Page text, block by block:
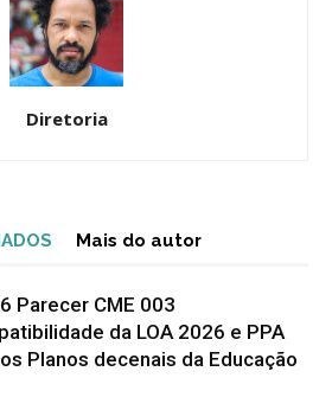
Diretoria
Mais do autor
Parecer CME 003
da LOA 2026 e PPA
Planos decenais da Educação